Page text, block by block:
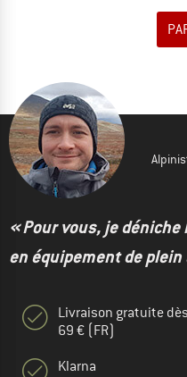
« Pour vous, je
en équipement de plein
Livraison gratuite dès
69 € (FR)
Klarna